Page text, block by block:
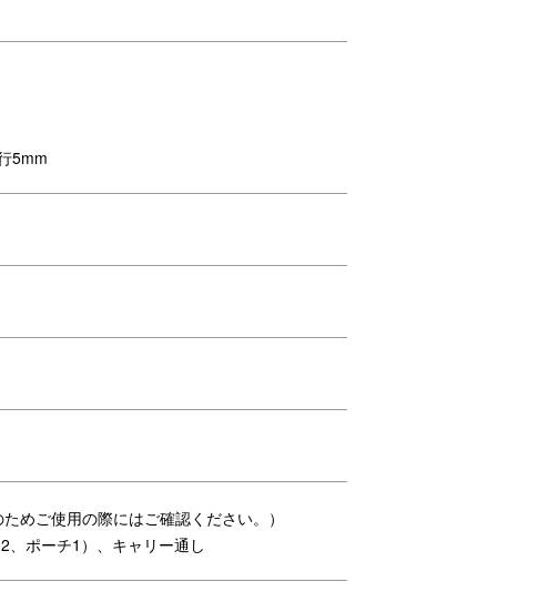
える便利な着脱式ポーチを装備。
5mm
めご使用の際にはご確認ください。）
、ポーチ1）、キャリー通し